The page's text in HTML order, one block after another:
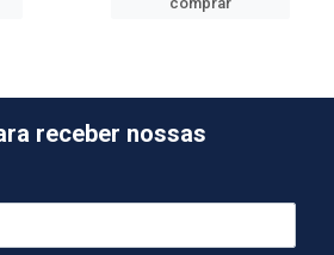
receber nossas